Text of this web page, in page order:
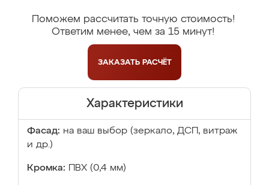
Поможем рассчитать точную стоимость!
Ответим менее, чем за 15 минут!
ЗАКАЗАТЬ РАСЧЁТ
Характеристики
Фасад: на ваш выбор (зеркало, ДСП, витраж
и др.)
Кромка: ПВХ (0,4 мм)